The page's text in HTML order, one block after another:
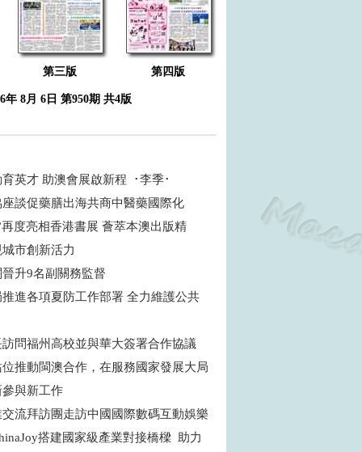
第三版 第四版
年 8月 6日 第950期 共4版
英才 助澳會展啟新程 ･李季･
談促藥膳出海共商中醫藥國際化
再度亮相香港書展 薈萃本澳出版精
市創新活力
升9名副關務監督
進各項夏防工作部署 全力維護公共
問福州高校並與華大簽署合作協議
推動閩澳合作，在服務國家發展大局
與新工作
流拜訪團走訪中國國際數碼互動娛樂
搭建國家級產業對接橋樑 助力